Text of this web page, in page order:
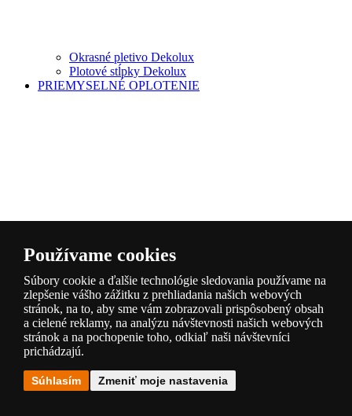
Okrasné pletivo Dekolux
Plotové stĺpky Dekolux
PRIEMYSELNÉ OPLOTENIE
Plotové panely 3D pozinkované
Plotové panely 3D zelené
Plotové panely 3D antracit
Plotové panely 3D LIGHT pozink
Používame cookies
Súbory cookie a ďalšie technológie sledovania používame na
zlepšenie vášho zážitku z prehliadania našich webových
stránok, na to, aby sme vám zobrazovali prispôsobený obsah
a cielené reklamy, na analýzu návštevnosti našich webových
stránok a na pochopenie toho, odkiaľ naši návštevníci
prichádzajú.
Súhlasím Zmeniť moje nastavenia